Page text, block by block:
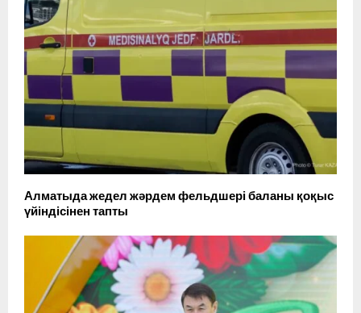
Алматыда жедел жәрдем фельдшері баланы қоқыс
үйіндісінен тапты